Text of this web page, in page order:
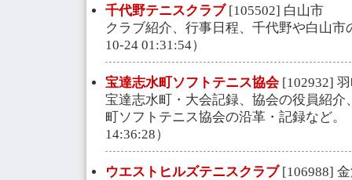
千代野テニスクラブ[105502] 白山市
クラブ紹介、行事日程、千代野や白山
10-24 01:31:54）
宝達志水町ソフトテニス協会 [102932]
宝達志水町・大会記録、協会の役員紹介
町ソフトテニス協会の沿革・記録など。
14:36:28）
ウエストヒルズテニスクラブ[106988]